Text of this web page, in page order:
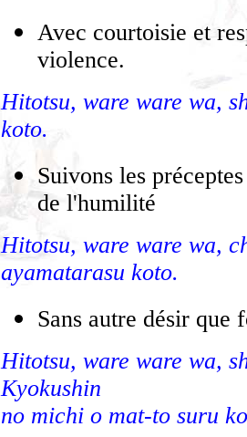
Avec courtoisie et
violence.
Hitotsu, ware ware wa,
koto.
Suivons les
de l'humilité
Hitotsu, ware ware wa,
ayamatarasu koto.
Sans autre désir que
Hitotsu, ware ware wa,
Kyokushin
no michi o mat-to suru